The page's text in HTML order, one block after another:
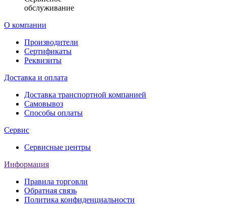
обслуживание
О компании
Производители
Сертификаты
Реквизиты
Доставка и оплата
Доставка транспортной компанией
Самовывоз
Способы оплаты
Сервис
Сервисные центры
Информация
Правила торговли
Обратная связь
Политика конфиденциальности